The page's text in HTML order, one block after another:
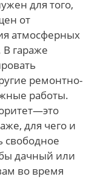
для того,
от
атмосферных
гараже
ремонтно-
работы.
для чего и
свободное
дачный или
во время